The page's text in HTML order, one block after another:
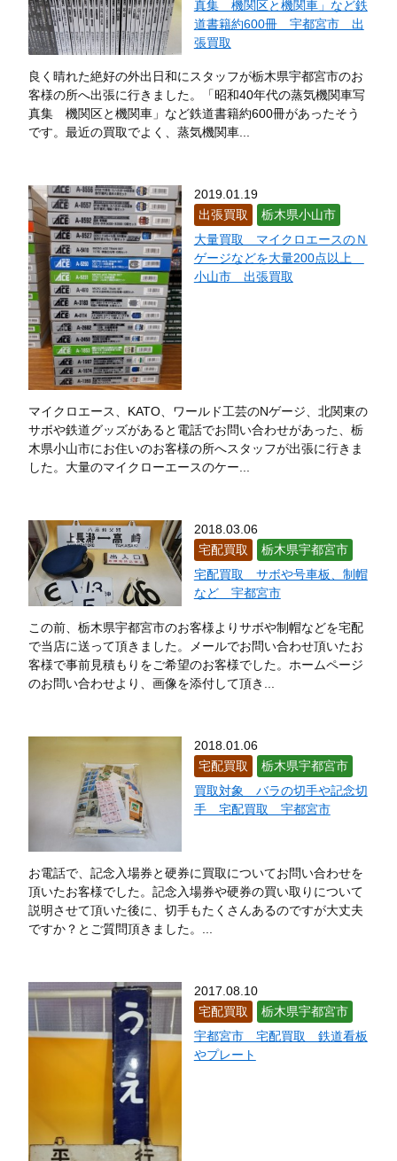
真集 機関区と機関車」など鉄
道書籍約600冊 宇都宮市 出
張買取
良く晴れた絶好の外出日和にスタッフが栃木県宇都宮市のお
客様の所へ出張に行きました。「昭和40年代の蒸気機関車写
真集 機関区と機関車」など鉄道書籍約600冊があったそう
です。最近の買取でよく、蒸気機関車...
2019.01.19
出張買取
栃木県小山市
大量買取 マイクロエースのＮ
ゲージなどを大量200点以上
小山市 出張買取
マイクロエース、KATO、ワールド工芸のNゲージ、北関東の
サボや鉄道グッズがあると電話でお問い合わせがあった、栃
木県小山市にお住いのお客様の所へスタッフが出張に行きま
した。大量のマイクローエースのケー...
2018.03.06
宅配買取
栃木県宇都宮市
宅配買取 サボや号車板、制帽
など 宇都宮市
この前、栃木県宇都宮市のお客様よりサボや制帽などを宅配
で当店に送って頂きました。メールでお問い合わせ頂いたお
客様で事前見積もりをご希望のお客様でした。ホームページ
のお問い合わせより、画像を添付して頂き...
2018.01.06
宅配買取
栃木県宇都宮市
買取対象 バラの切手や記念切
手 宅配買取 宇都宮市
お電話で、記念入場券と硬券に買取についてお問い合わせを
頂いたお客様でした。記念入場券や硬券の買い取りについて
説明させて頂いた後に、切手もたくさんあるのですが大丈夫
ですか？とご質問頂きました。...
2017.08.10
宅配買取
栃木県宇都宮市
宇都宮市 宅配買取 鉄道看板
やプレート